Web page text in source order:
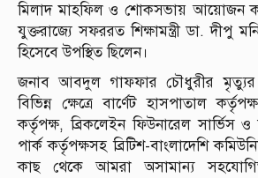
মিলাদ মাহফিল ও শোকসভায় আয়োজন
যুক্তরাজ্যে সফররত শিক্ষামন্ত্রী ডা. দীপু
হিসেবে উপস্থিত ছিলেন।
জনাব আবদুল গাফফার চৌধুরীর মৃত্যুর
বিভিন্ন ক্ষেত্রে বার্ণেট হাসপাতাল
কর্তৃপক্ষ, ব্রিকলেইন ফিউনারেল
পার্ক কর্তৃপক্ষসহ ব্রিটিশ-বাংলাদেশি
কাছ থেকে আমরা অসামান্য